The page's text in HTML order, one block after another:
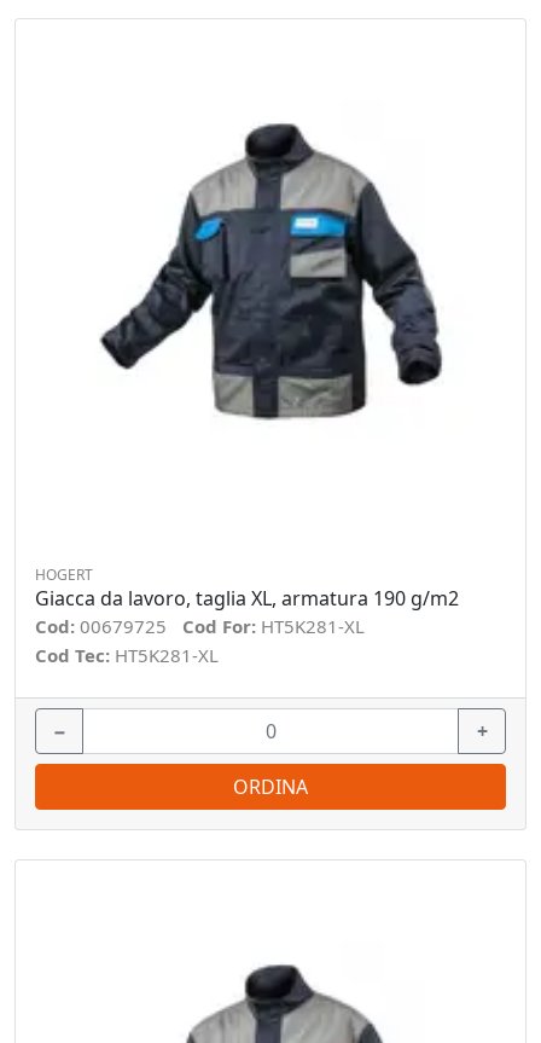
HOGERT
Giacca da lavoro, taglia XL, armatura 190 g/m2
Cod: 00679725 Cod For: HT5K281-XL
Cod Tec: HT5K281-XL
− +
ORDINA